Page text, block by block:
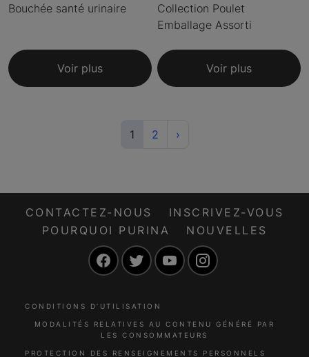
Bouchée santé urinaire
Voir plus
Collection Poulet
Emballage Assorti
Voir plus
1(current)
2 ›Next
CONTACTEZ-NOUS
INSCRIVEZ-VOUS
POURQUOI PURINA
NOUVELLES
FacebookTwitter YouTube
CONDITIONS D’UTILISATION
MODALITÉS RELATIVES AU CONTENU GÉNÉRÉ PAR
LES CONSOMMATEURS
PROTECTION DES RENSEIGNEMENTS PERSONNELS